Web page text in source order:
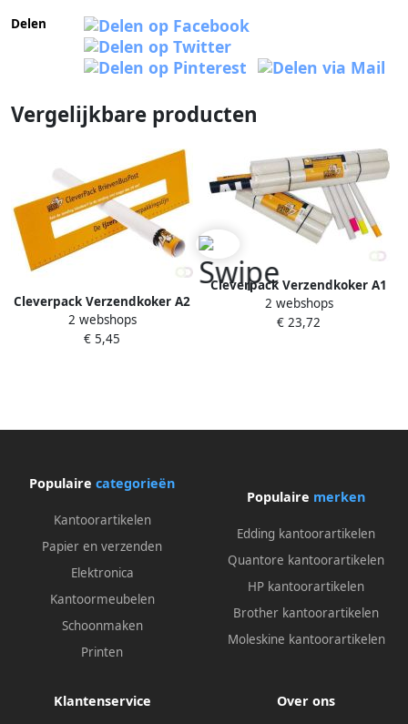
Delen
Vergelijkbare producten
Cleverpack Verzendkoker A2
450x50x1.5 met doppen wit
pakà 5 stuks
2 webshops
€ 5,45
Cleverpack Verzendkoker A1
650x50x1.5 met doppen wit
pak Ã 20 stuks
2 webshops
€ 23,72
Populaire categorieën
Kantoorartikelen
Papier en verzenden
Elektronica
Kantoormeubelen
Schoonmaken
Printen
Populaire merken
Edding kantoorartikelen
Quantore kantoorartikelen
HP kantoorartikelen
Brother kantoorartikelen
Moleskine kantoorartikelen
Klantenservice Over ons